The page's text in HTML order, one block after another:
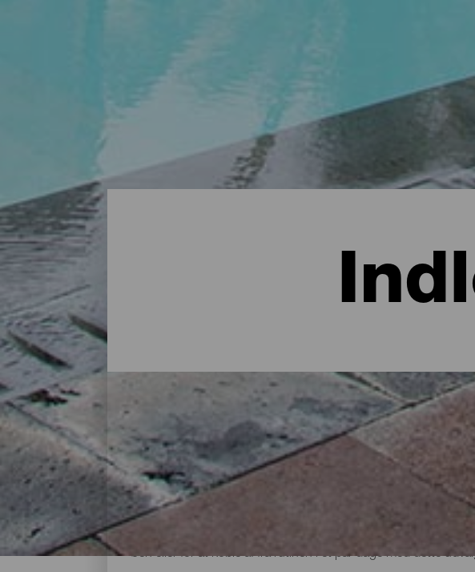
Indkvartering på La Palma: hoteller,
I et hus på landet midt i naturen, i en lejlighed ved havet eller
alternativer til alle slags rejsende på sine lidt mere end 700
øen eller for at koble af fra rutinen i et par dage med dette